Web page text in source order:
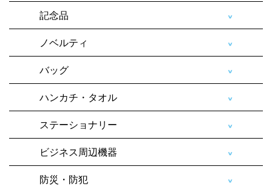
記念品
ノベルティ
バッグ
ハンカチ・タオル
ステーショナリー
ビジネス周辺機器
防災・防犯